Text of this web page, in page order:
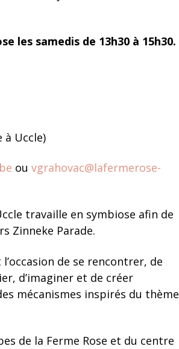
les samedis de 13h30 à 15h30.
à Uccle)
ou vgrahovac@lafermerose-
travaille en symbiose afin de
Zinneke Parade.
de se rencontrer, de
d’imaginer et de créer
mécanismes inspirés du thème
de la Ferme Rose et du centre